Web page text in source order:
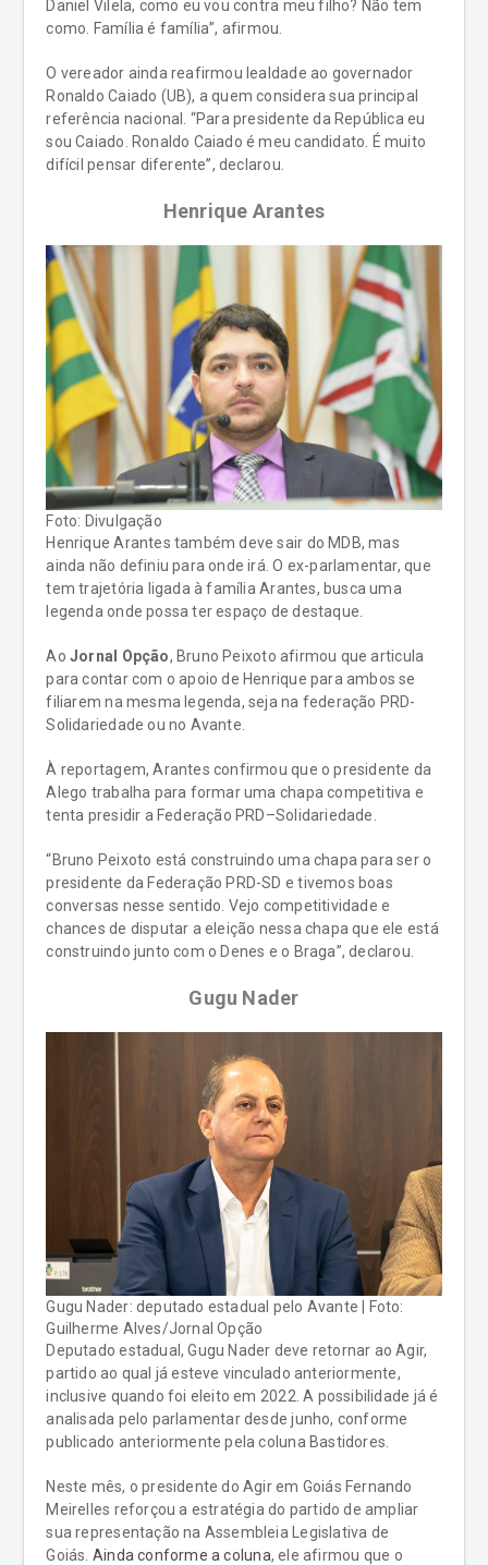
Daniel Vilela, como eu vou contra meu filho? Não tem
como. Família é família”, afirmou.
O vereador ainda reafirmou lealdade ao governador
Ronaldo Caiado (UB), a quem considera sua principal
referência nacional. “Para presidente da República eu
sou Caiado. Ronaldo Caiado é meu candidato. É muito
difícil pensar diferente”, declarou.
Henrique Arantes
Foto: Divulgação
Henrique Arantes também deve sair do MDB, mas
ainda não definiu para onde irá. O ex-parlamentar, que
tem trajetória ligada à família Arantes, busca uma
legenda onde possa ter espaço de destaque.
AoJornal Opção, Bruno Peixoto afirmou que articula
para contar com o apoio de Henrique para ambos se
filiarem na mesma legenda, seja na federação PRD-
Solidariedade ou no Avante.
À reportagem, Arantes confirmou que o presidente da
Alego trabalha para formar uma chapa competitiva e
tenta presidir a Federação PRD–Solidariedade.
“Bruno Peixoto está construindo uma chapa para ser o
presidente da Federação PRD-SD e tivemos boas
conversas nesse sentido. Vejo competitividade e
chances de disputar a eleição nessa chapa que ele está
construindo junto com o Denes e o Braga”, declarou.
Gugu Nader
Gugu Nader: deputado estadual pelo Avante | Foto:
Guilherme Alves/Jornal Opção
Deputado estadual, Gugu Nader deve retornar ao Agir,
partido ao qual já esteve vinculado anteriormente,
inclusive quando foi eleito em 2022. A possibilidade já é
analisada pelo parlamentar desde junho, conforme
publicado anteriormente pela coluna Bastidores.
Neste mês, o presidente do Agir em Goiás Fernando
Meirelles reforçou a estratégia do partido de ampliar
sua representação na Assembleia Legislativa de
Goiás. Ainda conforme a coluna, ele afirmou que o